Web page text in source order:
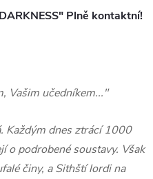
Plně kontaktní!
Vašim učedníkem..."
Každým dnes ztrácí 1000
o podrobené soustavy. Však
činy, a Sithští lordi na